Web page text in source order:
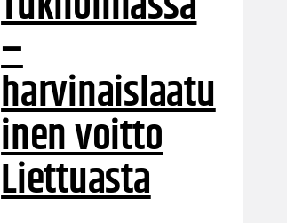
–
harvinaislaatu
inen voitto
Liettuasta